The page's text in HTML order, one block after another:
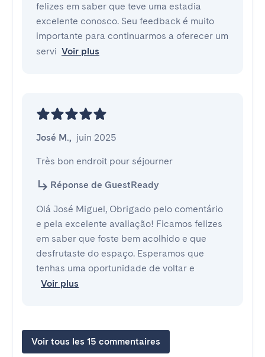
felizes em saber que teve uma estadia
excelente conosco. Seu feedback é muito
importante para continuarmos a oferecer um
servi Voir plus
José M., juin 2025
Très bon endroit pour séjourner
Réponse de GuestReady
Olá José Miguel, Obrigado pelo comentário
e pela excelente avaliação! Ficamos felizes
em saber que foste bem acolhido e que
desfrutaste do espaço. Esperamos que
tenhas uma oportunidade de voltar e
Voir plus
Voir tous les 15 commentaires